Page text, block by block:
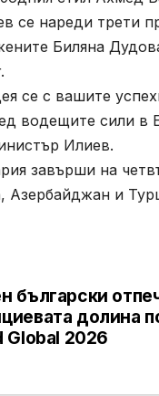
се нареди трети
Биляна Дудова
се с вашите
водещите сили в
Илиев.
завърши на
Азербайджан и
български
долина
Global 2026